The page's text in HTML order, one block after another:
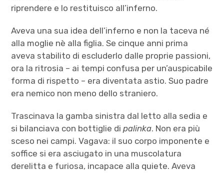
riprendere e lo restituisco all’inferno.
Aveva una sua idea dell’inferno e non la taceva né
alla moglie nè alla figlia. Se cinque anni prima
aveva stabilito di escluderlo dalle proprie passioni,
ora la ritrosia – ai tempi confusa per un’auspicabile
forma di rispetto – era diventata astio. Suo padre
era nemico non meno dello straniero.
Trascinava la gamba sinistra dal letto alla sedia e
si bilanciava con bottiglie dipalinka. Non era più
sceso nei campi. Vagava: il suo corpo imponente e
soffice si era asciugato in una muscolatura
derelitta e furiosa, incapace alla quiete. Aveva